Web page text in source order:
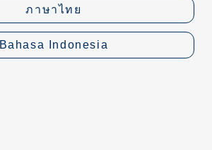
ภาษาไทย
Bahasa Indonesia